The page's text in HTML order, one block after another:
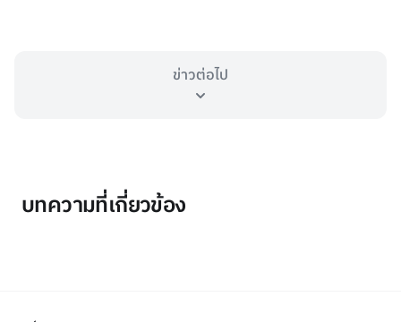
ข่าวต่อไป
บทความที่เกี่ยวข้อง